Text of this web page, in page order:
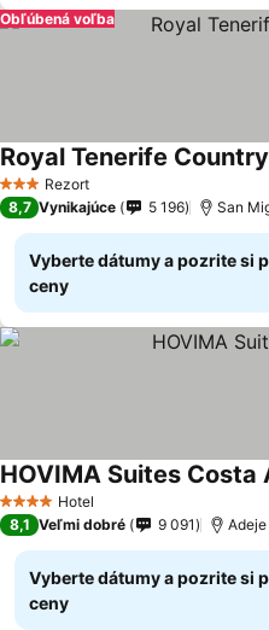
Obľúbená voľba
3 Počet hviezdičiek
Rezort
Royal Tenerife
8,7 Vynikajúce 5 196 San
Vyberte dátumy a pozrite si
ceny
4 Počet hviezdičiek
Hotel
HOVIMA Suites Costa
8,1 Veľmi dobré 9 091 Adeje
Vyberte dátumy a pozrite si
ceny